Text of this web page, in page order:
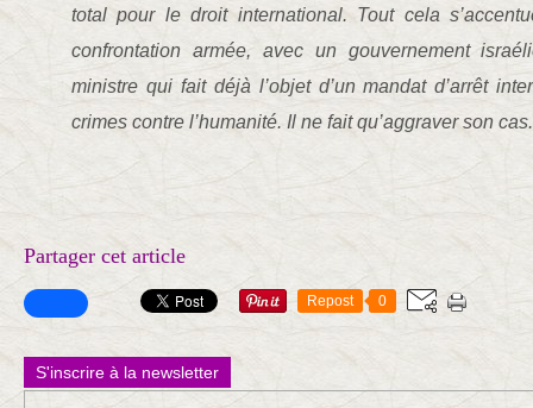
total pour le droit international. Tout cela
confrontation armée, avec un gouvernement
ministre qui fait déjà l’objet d’un mandat d’arrêt
crimes contre l’humanité. Il ne fait qu’aggraver son cas.
Partager cet article
Repost 0
S'inscrire à la newsletter